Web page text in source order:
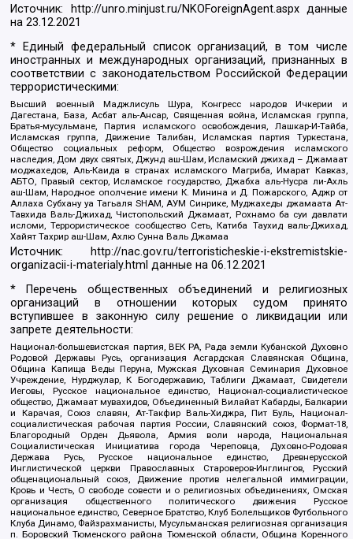
Источник: http://unro.minjust.ru/NKOForeignAgent.aspxданные
на23.12.2021
* Единый федеральный список организаций, в том числе
иностранных и международных организаций, признанных в
соответствии с законодательством Российской Федерации
террористическими:
Высший военный Маджлисуль Шура, Конгресс народов Ичкерии и
Дагестана, База, Асбат аль-Ансар, Священная война, Исламская группа,
Братья-мусульмане, Партия исламского освобождения, Лашкар-И-Тайба,
Исламская группа, Движение Талибан, Исламская партия Туркестана,
Общество социальных реформ, Общество возрождения исламского
наследия, Дом двух святых, Джунд аш-Шам, Исламский джихад – Джамаат
моджахедов, Аль-Каида в странах исламского Магриба, Имарат Кавказ,
АБТО, Правый сектор, Исламское государство, Джабха аль-Нусра ли-Ахль
аш-Шам, Народное ополчение имени К. Минина и Д. Пожарского, Аджр от
Аллаха Субхану уа Тагьаля SHAM, АУМ Синрике, Муджахеды джамаата Ат-
Тавхида Валь-Джихад, Чистопольский Джамаат, Рохнамо ба суи давлати
исломи, Террористическое сообщество Сеть, Катиба Таухид валь-Джихад,
Хайят Тахрир аш-Шам, Ахлю Сунна Валь Джамаа
Источник:
http://nac.gov.ru/terroristicheskie-i-ekstremistskie-
organizacii-i-materialy.html данные на06.12.2021
* Перечень общественных объединений и религиозных
организаций в отношении которых судом принято
вступившее в законную силу решение о ликвидации или
запрете деятельности:
Национал-большевистская партия, ВЕК РА, Рада земли Кубанской Духовно
Родовой Державы Русь, организация Асгардская Славянская Община,
Община Капища Веды Перуна, Мужская Духовная Семинария Духовное
Учреждение, Нурджулар, К Богодержавию, Таблиги Джамаат, Свидетели
Иеговы, Русское национальное единство, Национал-социалистическое
общество, Джамаат мувахидов, Объединенный Вилайат Кабарды, Балкарии
и Карачая, Союз славян, Ат-Такфир Валь-Хиджра, Пит Буль, Национал-
социалистическая рабочая партия России, Славянский союз, Формат-18,
Благородный Орден Дьявола, Армия воли народа, Национальная
Социалистическая Инициатива города Череповца, Духовно-Родовая
Держава Русь, Русское национальное единство, Древнерусской
Инглистической церкви Православных Староверов-Инглингов, Русский
общенациональный союз, Движение против нелегальной иммиграции,
Кровь и Честь, О свободе совести и о религиозных объединениях, Омская
организация общественного политического движения Русское
национальное единство, Северное Братство, Клуб Болельщиков Футбольного
Клуба Динамо, Файзрахманисты, Мусульманская религиозная организация
п. Боровский Тюменского района Тюменской области, Община Коренного